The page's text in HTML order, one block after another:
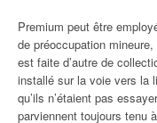
Premium peut être
de préoccupation
est faite d’autre de
installé sur la voie vers la
qu’ils n’étaient pas
parviennent toujours tenu